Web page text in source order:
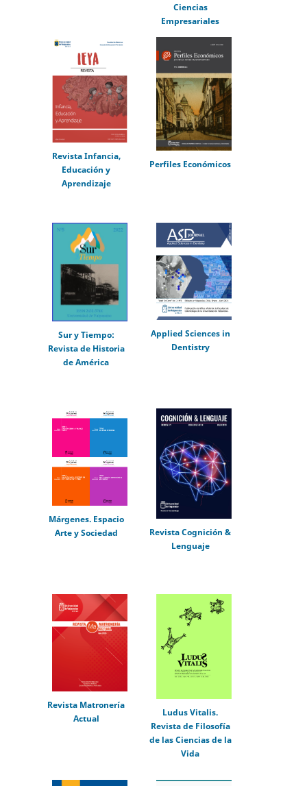
Ciencias
Empresariales
Revista Infancia,
Educación y
Aprendizaje
Perfiles Económicos
Sur y Tiempo:
Revista de Historia
de América
Applied Sciences in
Dentistry
Márgenes. Espacio
Arte y Sociedad
Revista Cognición &
Lenguaje
Revista Matronería
Actual
Ludus Vitalis.
Revista de Filosofía
de las Ciencias de la
Vida